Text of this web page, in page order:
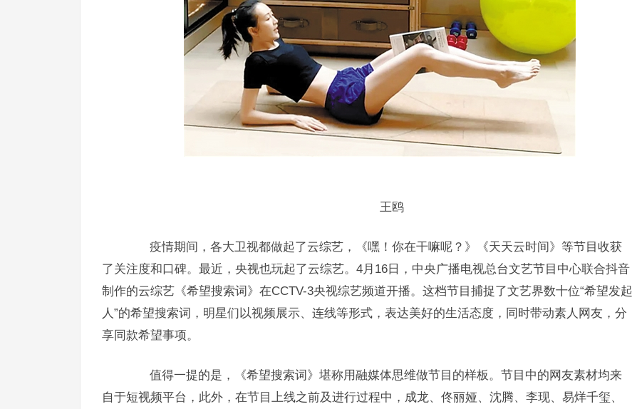
王鸥
疫情期间，各大卫视都做起了云综艺，《嘿！你在干嘛呢？》《天天云时间》等节目收获
了关注度和口碑。最近，央视也玩起了云综艺。4月16日，中央广播电视总台文艺节目中心联合抖音
制作的云综艺《希望搜索词》在CCTV-3央视综艺频道开播。这档节目捕捉了文艺界数十位“希望发起
人”的希望搜索词，明星们以视频展示、连线等形式，表达美好的生活态度，同时带动素人网友，分
享同款希望事项。
值得一提的是，《希望搜索词》堪称用融媒体思维做节目的样板。节目中的网友素材均来
自于短视频平台，此外，在节目上线之前及进行过程中，成龙、佟丽娅、沈腾、李现、易烊千玺、